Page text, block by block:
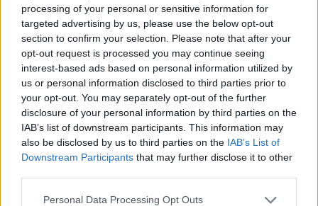
processing of your personal or sensitive information for
targeted advertising by us, please use the below opt-out
section to confirm your selection. Please note that after your
opt-out request is processed you may continue seeing
interest-based ads based on personal information utilized by
us or personal information disclosed to third parties prior to
your opt-out. You may separately opt-out of the further
disclosure of your personal information by third parties on the
IAB’s list of downstream participants. This information may
also be disclosed by us to third parties on the IAB’s List of
Downstream Participants that may further disclose it to other
Please note that this website/app uses one or more Google
Personal Data Processing Opt Outs